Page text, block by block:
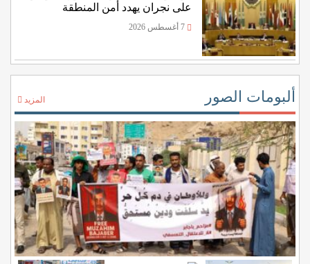
على نجران يهدد أمن المنطقة
7 أغسطس 2026
ألبومات الصور المزيد